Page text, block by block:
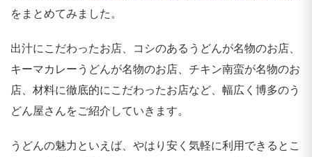
をまとめてみました。
出汁にこだわったお店、コシのあるうどんが名物のお店、
キーマカレーうどんが名物のお店、チキン南蛮が名物のお
店、材料に徹底的にこだわったお店など、幅広く博多のう
どん屋さんをご紹介していきます。
うどんの魅力といえば、やはり安く気軽に利用できるとこ